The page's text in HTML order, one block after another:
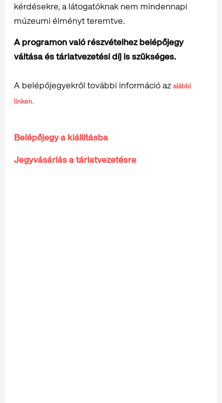
kérdésekre, a látogatóknak nem mindennapi
múzeumi élményt teremtve.
A programon való részvételhez belépőjegy
váltása és tárlatvezetési díj is szükséges.
A belépőjegyekről további információ az alábbi
linken.
Belépőjegy a kiállításba
Jegyvásárlás a tárlatvezetésre